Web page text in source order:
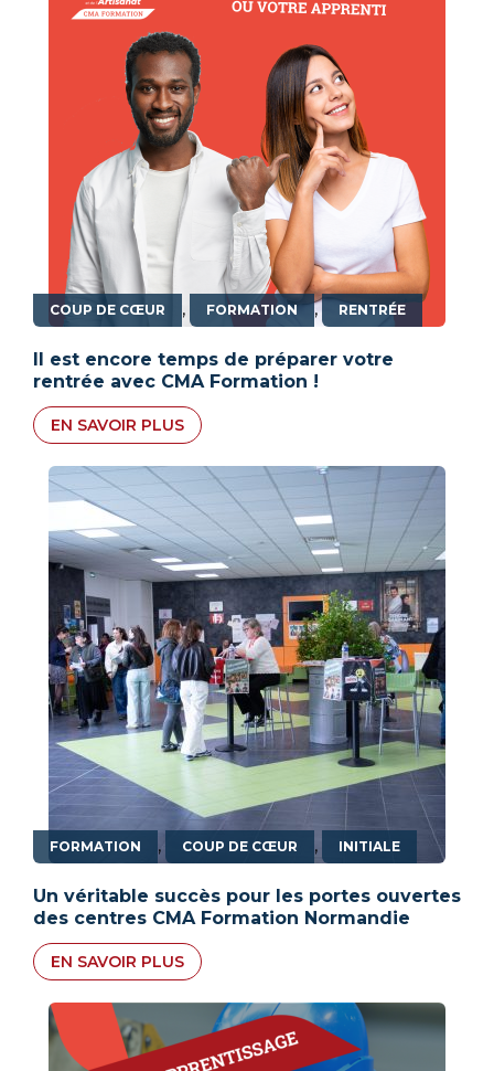
COUP DE CŒUR , FORMATION , RENTRÉE
Il est encore temps de préparer votre
rentrée avec CMA Formation !
EN SAVOIR PLUS
FORMATION , COUP DE CŒUR , INITIALE
Un véritable succès pour les portes ouvertes
des centres CMA Formation Normandie
EN SAVOIR PLUS